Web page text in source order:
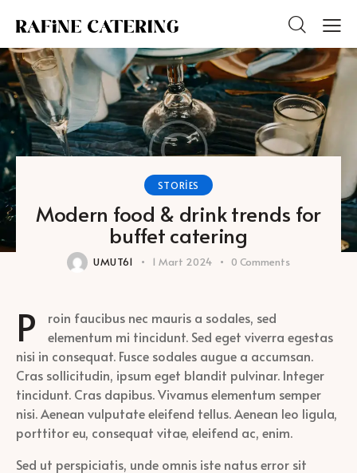
STORIES
Modern food & drink trends for
buffet catering
UMUT61 1 Mart 2024 0 Comments
P
roin faucibus nec mauris a sodales, sed
elementum mi tincidunt. Sed eget viverra egestas
nisi in consequat. Fusce sodales augue a accumsan.
Cras sollicitudin, ipsum eget blandit pulvinar. Integer
tincidunt. Cras dapibus. Vivamus elementum semper
nisi. Aenean vulputate eleifend tellus. Aenean leo ligula,
porttitor eu, consequat vitae, eleifend ac, enim.
Sed ut perspiciatis, unde omnis iste natus error sit